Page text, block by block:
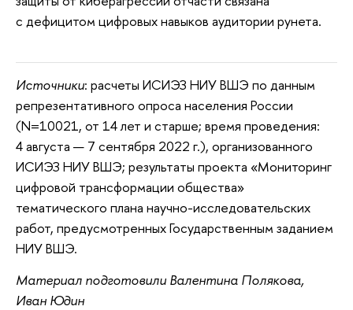
с дефицитом цифровых навыков аудитории рунета.
Источники: расчеты ИСИЭЗ НИУ ВШЭ по данным
репрезентативного опроса населения России
(N=10021, от 14 лет и старше; время проведения:
4 августа — 7 сентября 2022 г.), организованного
ИСИЭЗ НИУ ВШЭ; результаты проекта «Мониторинг
цифровой трансформации общества»
тематического плана научно-исследовательских
работ, предусмотренных Государственным заданием
НИУ ВШЭ.
Материал подготовили Валентина Полякова,
Иван Юдин